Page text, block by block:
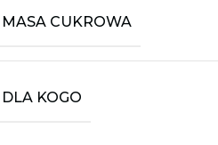
MASA CUKROWA
DLA KOGO